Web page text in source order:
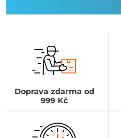
Doprava zdarma od
999 Kč